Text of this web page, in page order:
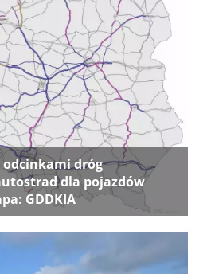
odcinkami dróg
dla pojazdów
GDDKIA